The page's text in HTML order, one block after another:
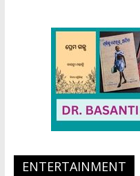
ENTERTAINMENT